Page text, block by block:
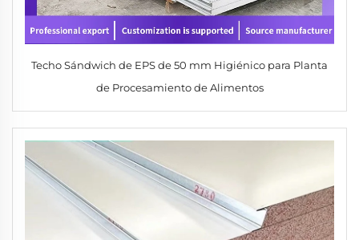
Techo Sándwich de EPS de 50 mm Higiénico para Planta
de Procesamiento de Alimentos